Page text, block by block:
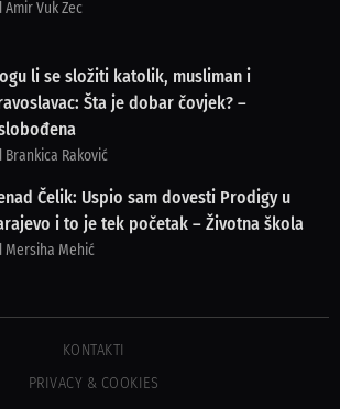
Amir Vuk Zec
li se složiti katolik, musliman i
Šta je dobar čovjek? –
Brankica Raković
Čelik: Uspio sam dovesti Prodigy u
i to je tek početak – Životna škola
Mersiha Mehić
KONTAKTI
PRIVACY & COOKIES